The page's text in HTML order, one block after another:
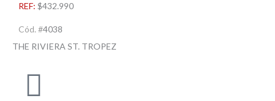
REF: $432.990
Cód. #4038
THE RIVIERA ST. TROPEZ